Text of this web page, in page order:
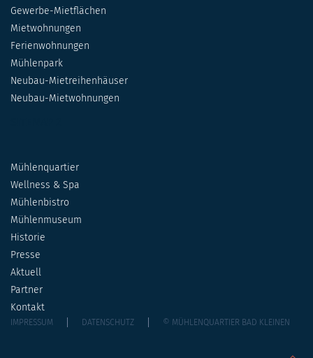
Gewerbe-Mietflächen
Mietwohnungen
Ferienwohnungen
Mühlenpark
Neubau-Mietreihenhäuser
Neubau-Mietwohnungen
Mühlenquartier
Wellness & Spa
Mühlenbistro
Mühlenmuseum
Historie
Presse
Aktuell
Partner
Kontakt
IMPRESSUM DATENSCHUTZ © MÜHLENQUARTIER BAD KLEINEN